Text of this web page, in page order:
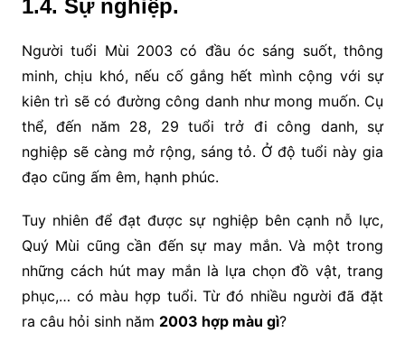
1.4. Sự nghiệp.
Người tuổi Mùi 2003 có đầu óc sáng suốt, thông
minh, chịu khó, nếu cố gắng hết mình cộng với sự
kiên trì sẽ có đường công danh như mong muốn. Cụ
thể, đến năm 28, 29 tuổi trở đi công danh, sự
nghiệp sẽ càng mở rộng, sáng tỏ. Ở độ tuổi này gia
đạo cũng ấm êm, hạnh phúc.
Tuy nhiên để đạt được sự nghiệp bên cạnh nỗ lực,
Quý Mùi cũng cần đến sự may mắn. Và một trong
những cách hút may mắn là lựa chọn đồ vật, trang
phục,… có màu hợp tuổi. Từ đó nhiều người đã đặt
ra câu hỏi sinh năm 2003 hợp màu gì?